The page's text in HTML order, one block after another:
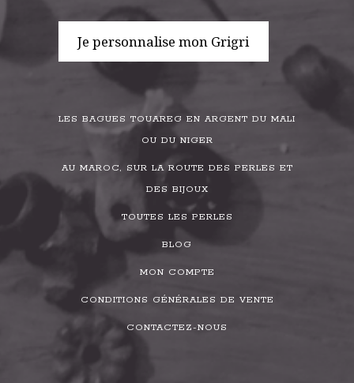
Je personnalise mon Grigri
LES BAGUES TOUAREG EN ARGENT DU MALI
OU DU NIGER
AU MAROC, SUR LA ROUTE DES PERLES ET
DES BIJOUX
TOUTES LES PERLES
BLOG
MON COMPTE
CONDITIONS GÉNÉRALES DE VENTE
CONTACTEZ-NOUS